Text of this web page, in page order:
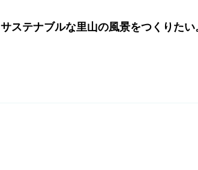
サステナブルな里山の風景をつくりた